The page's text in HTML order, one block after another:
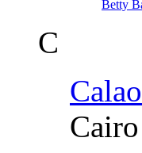
Betty
C
Cairo